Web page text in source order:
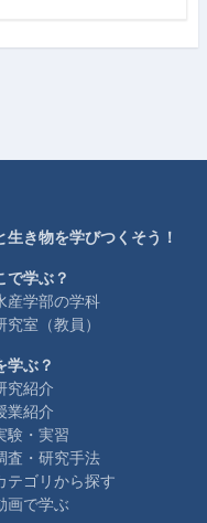
生き物を学びつくそう！
で学ぶ？
産学部の学科
究室（教員）
学ぶ？
究紹介
業紹介
験・実習
査・研究手法
テゴリから探す
画で学ぶ